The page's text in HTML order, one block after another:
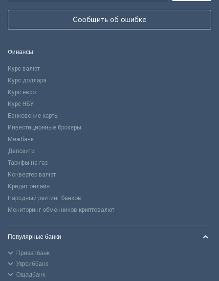
Сообщить об ошибке
Финансы
Курс валют
Курс доллара
Курс евро
Курс НБУ
Банковские карты
Инвестиционные брокеры
Межбанк
Депозиты
Тарифы на газ
Конвертер валют
Кредит онлайн
Народный рейтинг банков
Мониторинг обменников криптовалют
Популярные банки
Приватбанк
Укрсиббанк
Ощадбанк